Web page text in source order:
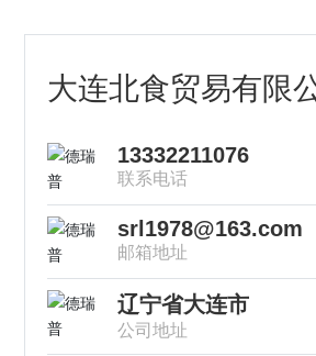
大连北食贸易有限
13332211076
联系电话
srl1978@163.com
邮箱地址
辽宁省大连市
公司地址